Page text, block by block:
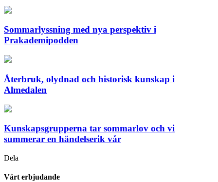
Sommarlyssning med nya perspektiv i
Prakademipodden
Återbruk, olydnad och historisk kunskap i
Almedalen
Kunskapsgrupperna tar sommarlov och vi
summerar en händelserik vår
Dela
Vårt erbjudande